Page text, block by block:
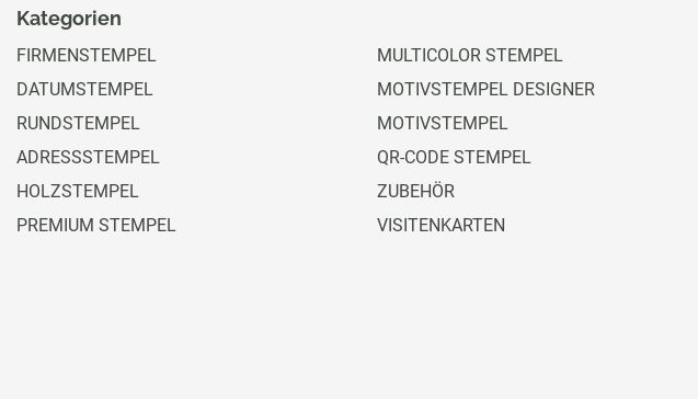
Kategorien
FIRMENSTEMPEL
DATUMSTEMPEL
RUNDSTEMPEL
ADRESSSTEMPEL
HOLZSTEMPEL
PREMIUM STEMPEL
MULTICOLOR STEMPEL
MOTIVSTEMPEL DESIGNER
MOTIVSTEMPEL
QR-CODE STEMPEL
ZUBEHÖR
VISITENKARTEN